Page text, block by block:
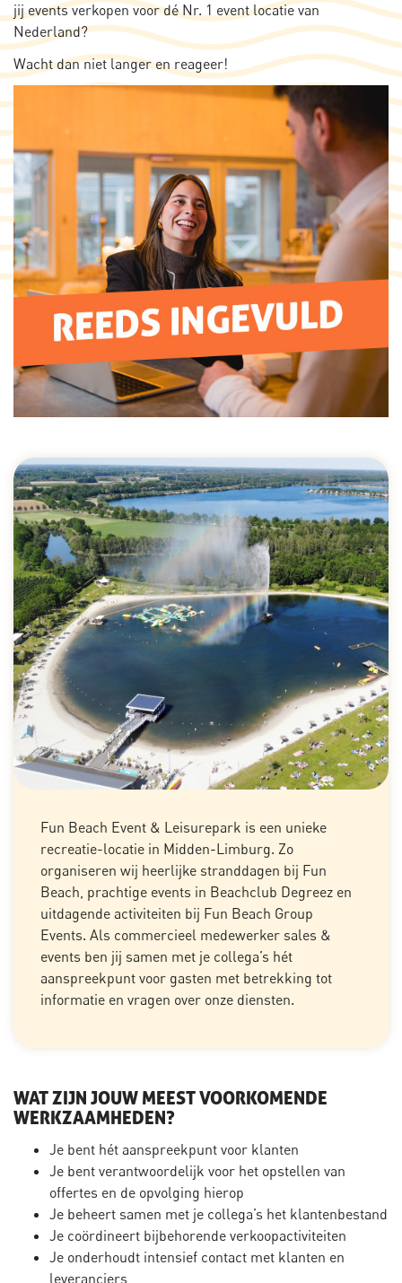
jij events verkopen voor dé Nr. 1 event locatie van
Nederland?
Wacht dan niet langer en reageer!
Fun Beach Event & Leisurepark is een unieke
recreatie-locatie in Midden-Limburg. Zo
organiseren wij heerlijke stranddagen bij Fun
Beach, prachtige events in Beachclub Degreez en
uitdagende activiteiten bij Fun Beach Group
Events. Als commercieel medewerker sales &
events ben jij samen met je collega’s hét
aanspreekpunt voor gasten met betrekking tot
informatie en vragen over onze diensten.
WAT ZIJN JOUW MEEST VOORKOMENDE
WERKZAAMHEDEN?
Je bent hét aanspreekpunt voor klanten
Je bent verantwoordelijk voor het opstellen van
offertes en de opvolging hierop
Je beheert samen met je collega’s het klantenbestand
Je coördineert bijbehorende verkoopactiviteiten
Je onderhoudt intensief contact met klanten en
leveranciers